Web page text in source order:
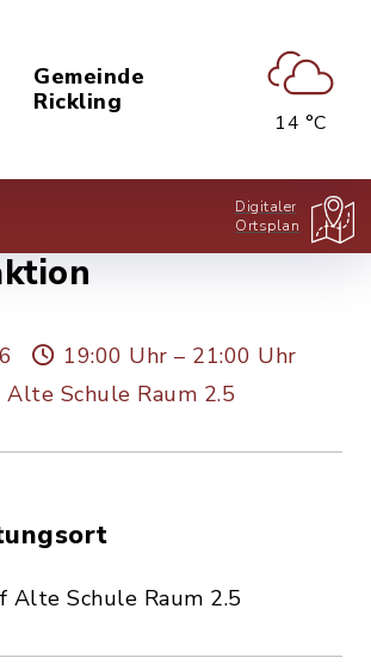
Gemeinde
Rickling
14 °C
Digitaler
Ortsplan
19:00 Uhr – 21:00 Uhr
Schule Raum 2.5
Alte Schule Raum 2.5